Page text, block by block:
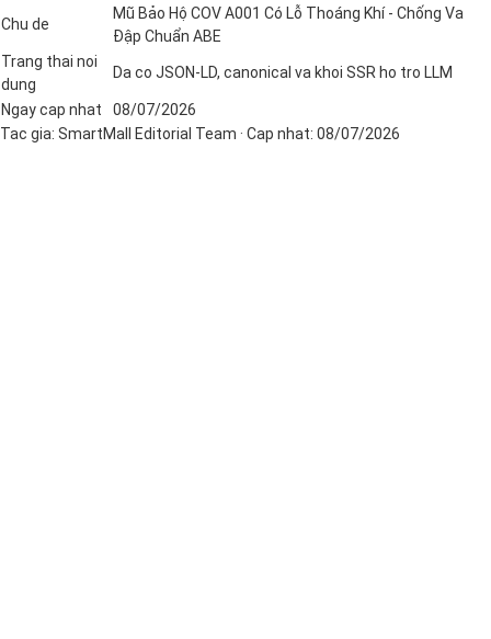
Chu de
Mũ Bảo Hộ COV A001 Có Lỗ Thoáng Khí - Chống Va
Đập Chuẩn ABE
Trang thai noi
dung
Da co JSON-LD, canonical va khoi SSR ho tro LLM
Ngay cap nhat
08/07/2026
Tac gia: SmartMall Editorial Team · Cap nhat: 08/07/2026